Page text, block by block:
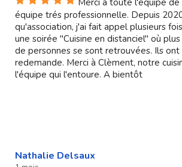
équipe trés professionnelle. Depuis
qu'association, j'ai fait appel plusieurs
une soirée "Cuisine en distanciel" où
de personnes se sont retrouvées. Ils
redemande. Merci à Clèment, notre
l'équipe qui l'entoure. A bientôt
Nathalie Delsaux